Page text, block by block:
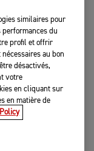
similaires pour
du
profil et offrir
au bon
désactivés,
votre
en cliquant sur
en matière de